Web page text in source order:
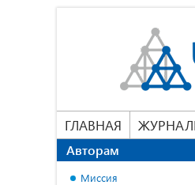
ГЛАВНАЯ
Авторам
Миссия